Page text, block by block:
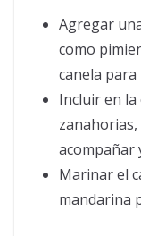
Agregar
como
canela
Incluir en la
acompañar
Marinar el
mandarina